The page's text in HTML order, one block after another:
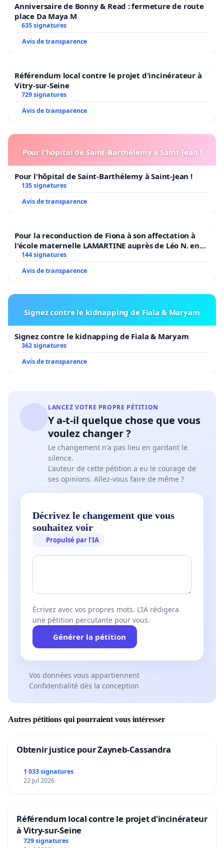
Anniversaire de Bonny & Read : fermeture de route
place Da Maya M
635 signatures
Avis de transparence
Référendum local contre le projet d'incinérateur à
Vitry-sur-Seine
729 signatures
Avis de transparence
Pour l'hôpital de Saint-Barthélemy à Saint-Jean !
Pour l'hôpital de Saint-Barthélemy à Saint-Jean !
135 signatures
Avis de transparence
Pour la reconduction de Fiona à son affectation à
l'école maternelle LAMARTINE auprès de Léo N. en
2026/2027
144 signatures
Avis de transparence
Signez contre le kidnapping de Fiala & Maryam
Signez contre le kidnapping de Fiala & Maryam
362 signatures
Avis de transparence
LANCEZ VOTRE PROPRE PÉTITION
Y a-t-il quelque chose que vous
voulez changer ?
Le changement n'a pas lieu en gardant le
silence.
L'auteur de cette pétition a eu le courage de
ses opinions. Allez-vous faire de même ?
Décrivez le changement que vous
souhaitez voir
Propulsé par l’IA
Écrivez avec vos propres mots. L’IA rédigera
une pétition percutante pour vous.
Générer la pétition
Vos données vous appartiennent
Confidentialité dès la conception
Autres pétitions qui pourraient vous intéresser
Obtenir justice pour Zayneb-Cassandra
1 033 signatures
22 Jul 2026
Référendum local contre le projet d'incinérateur
à Vitry-sur-Seine
729 signatures